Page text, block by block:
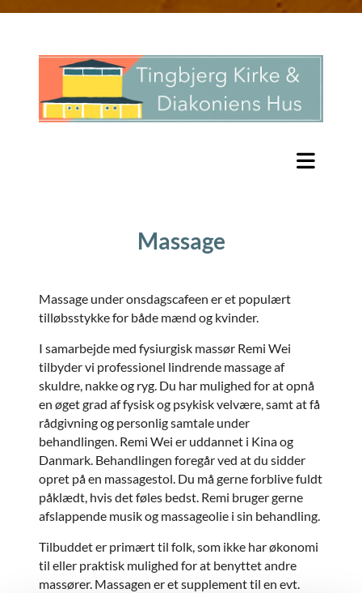
Massage
Massage under onsdagscafeen er et populært
tilløbsstykke for både mænd og kvinder.
I samarbejde med fysiurgisk massør Remi Wei
tilbyder vi professionel lindrende massage af
skuldre, nakke og ryg. Du har mulighed for at opnå
en øget grad af fysisk og psykisk velvære, samt at få
rådgivning og personlig samtale under
behandlingen. Remi Wei er uddannet i Kina og
Danmark. Behandlingen foregår ved at du sidder
opret på en massagestol. Du må gerne forblive fuldt
påklædt, hvis det føles bedst. Remi bruger gerne
afslappende musik og massageolie i sin behandling.
Tilbuddet er primært til folk, som ikke har økonomi
til eller praktisk mulighed for at benyttet andre
massører. Massagen er et supplement til en evt.